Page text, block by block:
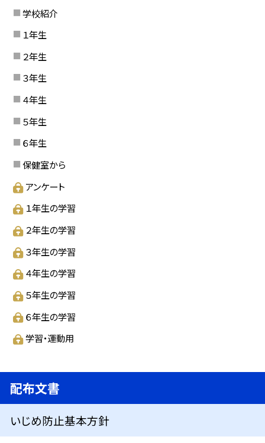
学校紹介
１年生
２年生
３年生
４年生
５年生
６年生
保健室から
アンケート
１年生の学習
２年生の学習
３年生の学習
４年生の学習
５年生の学習
６年生の学習
学習・運動用
配布文書
いじめ防止基本方針